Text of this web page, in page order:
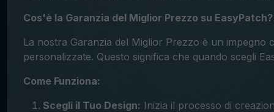
Cos'è la Garanzia del Miglior Prezzo su EasyPatch?
La nostra Garanzia del Miglior Prezzo è un
personalizzate. Questo significa che quando scegli
Come Funziona:
Scegli il Tuo Design: Inizia il processo di